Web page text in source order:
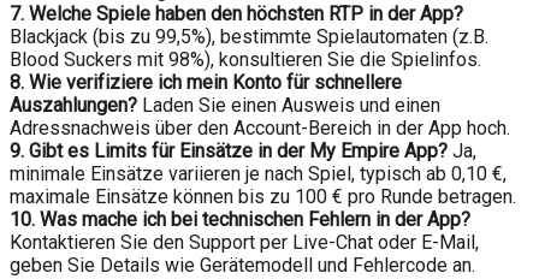
7. Welche Spiele haben den höchsten RTP in der App?
Blackjack (bis zu 99,5%), bestimmte Spielautomaten (z.B.
Blood Suckers mit 98%), konsultieren Sie die Spielinfos.
8. Wie verifiziere ich mein Konto für schnellere
Auszahlungen? Laden Sie einen Ausweis und einen
Adressnachweis über den Account-Bereich in der App hoch.
9. Gibt es Limits für Einsätze in der My Empire App? Ja,
minimale Einsätze variieren je nach Spiel, typisch ab 0,10 €,
maximale Einsätze können bis zu 100 € pro Runde betragen.
10. Was mache ich bei technischen Fehlern in der App?
Kontaktieren Sie den Support per Live-Chat oder E-Mail,
geben Sie Details wie Gerätemodell und Fehlercode an.